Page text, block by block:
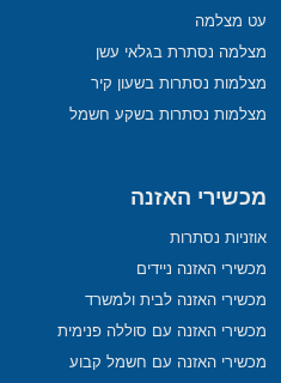
עט מצלמה
מצלמה נסתרת בגלאי עשן
מצלמות נסתרות בשעון קיר
מצלמות נסתרות בשקע חשמל
מכשירי האזנה
אוזניות נסתרות
מכשירי האזנה ניידים
מכשירי האזנה לבית ולמשרד
מכשירי האזנה עם סוללה פנימית
מכשירי האזנה עם חשמל קבוע